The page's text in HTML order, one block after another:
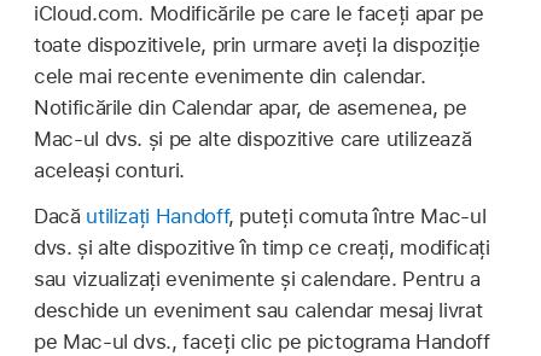
iCloud.com. Modificările pe care le faceți apar pe
toate dispozitivele, prin urmare aveți la dispoziție
cele mai recente evenimente din calendar.
Notificările din Calendar apar, de asemenea, pe
Mac-ul dvs. și pe alte dispozitive care utilizează
aceleași conturi.
Dacă utilizați Handoff, puteți comuta între Mac-ul
dvs. și alte dispozitive în timp ce creați, modificați
sau vizualizați evenimente și calendare. Pentru a
deschide un eveniment sau calendar mesaj livrat
pe Mac-ul dvs., faceți clic pe pictograma Handoff